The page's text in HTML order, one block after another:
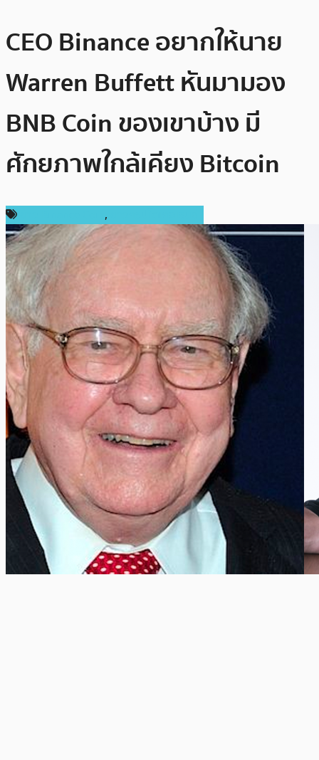
CEO Binance อยากให้นาย
Warren Buffett หันมามอง
BNB Coin ของเขาบ้าง มี
ศักยภาพใกล้เคียง Bitcoin
,